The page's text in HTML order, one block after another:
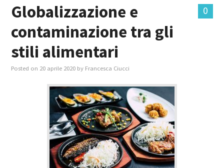
0
Globalizzazione e
contaminazione tra gli
stili alimentari
Posted on 20 aprile 2020 by Francesca Ciucci